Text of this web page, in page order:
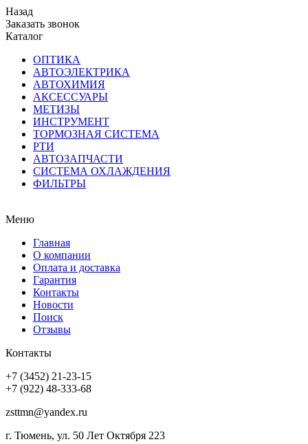
Назад
Заказать звонок
Каталог
ОПТИКА
АВТОЭЛЕКТРИКА
АВТОХИМИЯ
АКСЕССУАРЫ
МЕТИЗЫ
ИНСТРУМЕНТ
ТОРМОЗНАЯ СИСТЕМА
РТИ
АВТОЗАПЧАСТИ
СИСТЕМА ОХЛАЖДЕНИЯ
ФИЛЬТРЫ
Меню
Главная
О компании
Оплата и доставка
Гарантия
Контакты
Новости
Поиск
Отзывы
Контакты
+7 (3452) 21-23-15
+7 (922) 48-333-68
zsttmn@yandex.ru
г. Тюмень, ул. 50 Лет Октября 223